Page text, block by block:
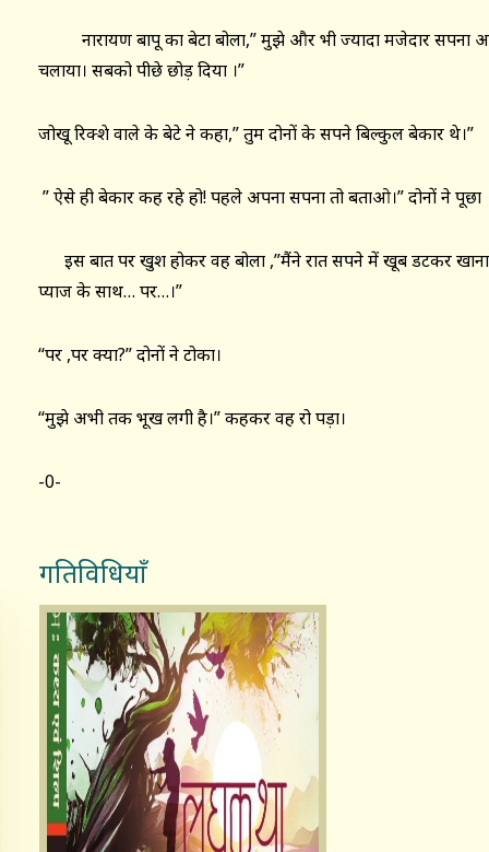
नारायण बापू का बेटा बोला,” मुझे और भी ज्यादा मजेदार सपना
चलाया। सबको पीछे छोड़ दिया ।”
जोखू रिक्शे वाले के बेटे ने कहा,” तुम दोनों के सपने बिल्कुल बेकार थे।”
” ऐसे ही बेकार कह रहे हो! पहले अपना सपना तो बताओ।” दोनों ने पूछा
इस बात पर खुश होकर वह बोला ,”मैंने रात सपने में खूब डटकर
प्याज के साथ… पर…।”
“पर ,पर क्या?” दोनों ने टोका।
“मुझे अभी तक भूख लगी है।” कहकर वह रो पड़ा।
-0-
गतिविधियाँ